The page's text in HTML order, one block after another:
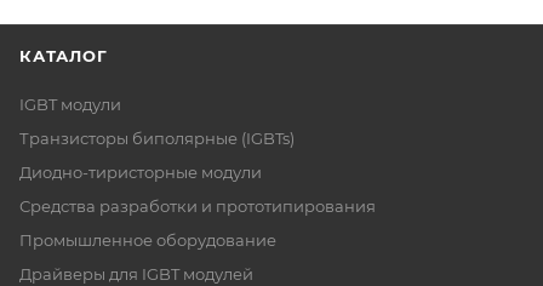
КАТАЛОГ
IGBT модули
Транзисторы биполярные (IGBTs)
Диодно-тиристорные модули
Средства разработки и прототипирования
Промышленное оборудование
Драйверы для IGBT модулей